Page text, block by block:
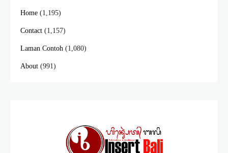
Home (1,195)
Contact (1,157)
Laman Contoh (1,080)
About (991)